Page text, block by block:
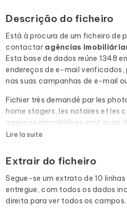
Descrição do ficheiro
Está à procura de um ficheiro de
contactar agências
Esta base de dados reúne 1348
endereços de e-mail verificados,
nas suas campanhas de e-mail
Fichier très demandé par les
home stagers, les notaires et les
agences immobilières sont aussi
diagnostiqueurs, les
Cada e-mail da lista é submetido
automática através do
incluído. Os endereços inválidos,
e os domínios expirados são
Lire la suite
Extrair do ficheiro
Segue-se um extrato de 10
entregue, com todos os dados
direita para ver todos os campos.